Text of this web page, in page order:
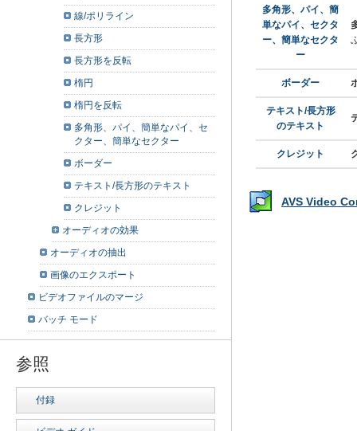
多角形、パイ、簡
単なパイ、セクタ
ー、簡単なセクタ
ー
ボーダー
テキスト/長方形
のテキスト
クレジット
AVS Video
線/ポリライン
長方形
長方形を反転
楕円
楕円を反転
多角形、パイ、簡単なパイ、セ
クター、簡単なセクター
ボーダー
テキスト/長方形のテキスト
クレジット
オーディオの効果
オーディオの抽出
画像のエクスポート
ビデオファイルのマージ
バッチ モード
参照
付録